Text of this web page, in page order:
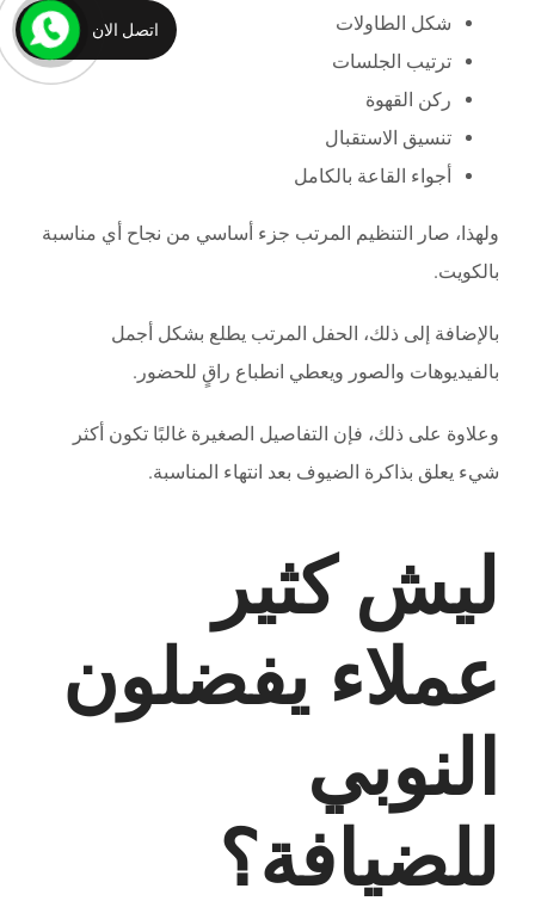
شكل الطاولات
ترتيب الجلسات
ركن القهوة
تنسيق الاستقبال
أجواء القاعة بالكامل
ولهذا، صار التنظيم المرتب جزء أساسي من نجاح أي مناسبة
بالكويت.
بالإضافة إلى ذلك، الحفل المرتب يطلع بشكل أجمل
بالفيديوهات والصور ويعطي انطباع راقٍ للحضور.
وعلاوة على ذلك، فإن التفاصيل الصغيرة غالبًا تكون أكثر
شيء يعلق بذاكرة الضيوف بعد انتهاء المناسبة.
ليش كثير
عملاء يفضلون
النوبي
للضيافة؟
اتصل الان